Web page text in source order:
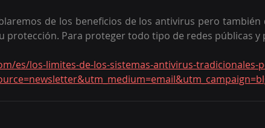
de los beneficios de los antivirus pero también
protección. Para proteger todo tipo de redes públicas y
es/los-limites-de-los-sistemas-antivirus-tradicionales-